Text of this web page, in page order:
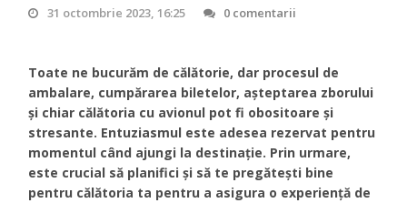
31 octombrie 2023, 16:25 0 comentarii
Toate ne bucurăm de călătorie, dar procesul de
ambalare, cumpărarea biletelor, așteptarea zborului
și chiar călătoria cu avionul pot fi obositoare și
stresante. Entuziasmul este adesea rezervat pentru
momentul când ajungi la destinație. Prin urmare,
este crucial să planifici și să te pregătești bine
pentru călătoria ta pentru a asigura o experiență de